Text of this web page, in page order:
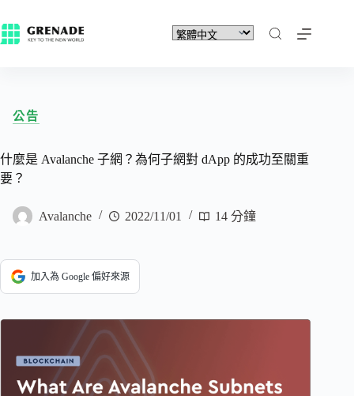
公告
什麼是 Avalanche 子網？為何子網對 dApp 的成功至關重
要？
Avalanche 2022/11/01 14 分鐘
加入為 Google 偏好來源